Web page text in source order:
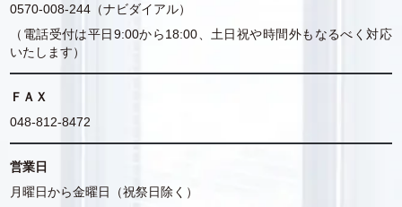
0570-008-244（ナビダイアル）
（電話受付は平日9:00から18:00、土日祝や時間外もなるべく対応
いたします）
ＦＡＸ
048-812-8472
営業日
月曜日から金曜日（祝祭日除く）